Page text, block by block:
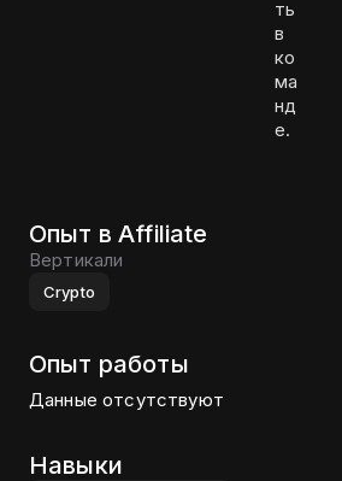
ть
в
ко
ма
нд
е.
Опыт в Affiliate
Вертикали
Crypto
Опыт работы
Данные отсутствуют
Навыки